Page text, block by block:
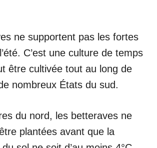
ne supportent pas les fortes
C’est une culture de temps
être cultivée tout au long de
nombreux États du sud.
du nord, les betteraves ne
plantées avant que la